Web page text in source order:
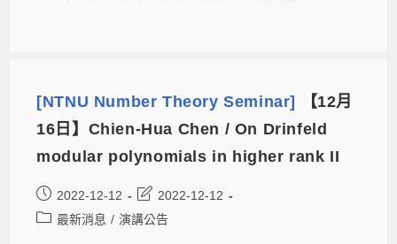
[NTNU Number Theory Seminar]
【12月
16日】Chien-Hua Chen / On Drinfeld
modular polynomials in higher rank II
2022-12-12
2022-12-12
最新消息 / 演講公告